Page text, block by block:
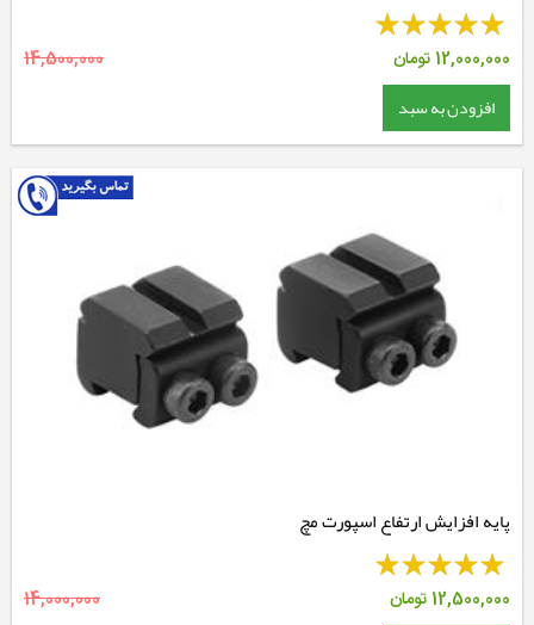
12,000,000 تومان 14,500,000
افزودن به سبد
پایه افزایش ارتفاع اسپورت مچ
12,500,000 تومان 14,000,000